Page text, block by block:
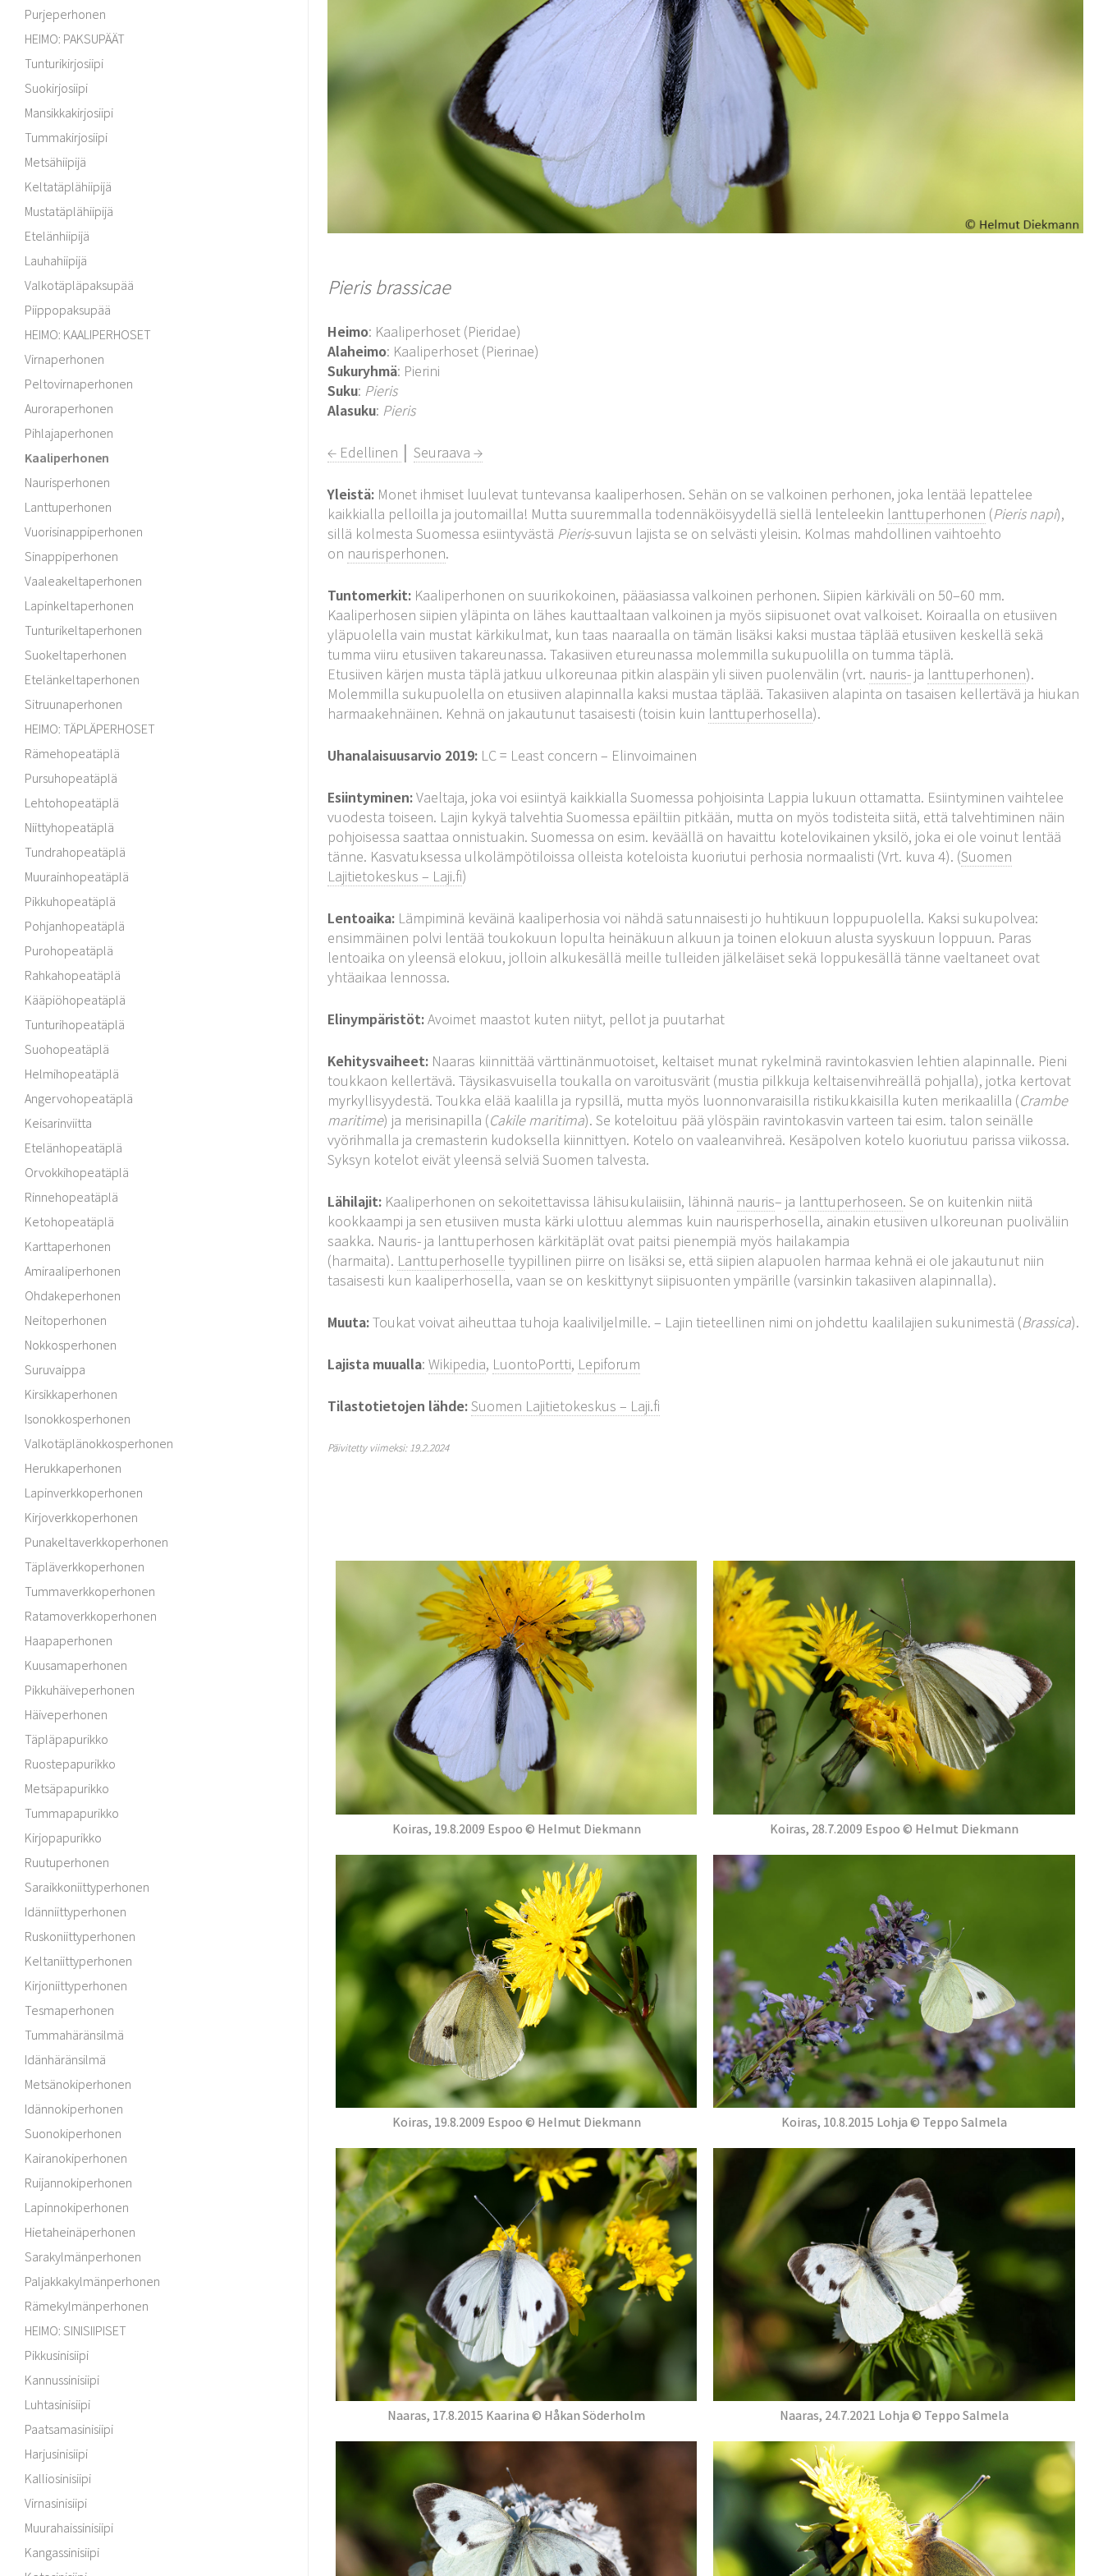
Purjeperhonen
HEIMO: PAKSUPÄÄT
Tunturikirjosiipi
Suokirjosiipi
Mansikkakirjosiipi
Tummakirjosiipi
Metsähiipijä
Keltatäplähiipijä
Mustatäplähiipijä
Etelänhiipijä
Lauhahiipijä
Valkotäpläpaksupää
Piippopaksupää
HEIMO: KAALIPERHOSET
Virnaperhonen
Peltovirnaperhonen
Auroraperhonen
Pihlajaperhonen
Kaaliperhonen
Naurisperhonen
Lanttuperhonen
Vuorisinappiperhonen
Sinappiperhonen
Vaaleakeltaperhonen
Lapinkeltaperhonen
Tunturikeltaperhonen
Suokeltaperhonen
Etelänkeltaperhonen
Sitruunaperhonen
HEIMO: TÄPLÄPERHOSET
Rämehopeatäplä
Pursuhopeatäplä
Lehtohopeatäplä
Niittyhopeatäplä
Tundrahopeatäplä
Muurainhopeatäplä
Pikkuhopeatäplä
Pohjanhopeatäplä
Purohopeatäplä
Rahkahopeatäplä
Kääpiöhopeatäplä
Tunturihopeatäplä
Suohopeatäplä
Helmihopeatäplä
Angervohopeatäplä
Keisarinviitta
Etelänhopeatäplä
Orvokkihopeatäplä
Rinnehopeatäplä
Ketohopeatäplä
Karttaperhonen
Amiraaliperhonen
Ohdakeperhonen
Neitoperhonen
Nokkosperhonen
Suruvaippa
Kirsikkaperhonen
Isonokkosperhonen
Valkotäplänokkosperhonen
Herukkaperhonen
Lapinverkkoperhonen
Kirjoverkkoperhonen
Punakeltaverkkoperhonen
Täpläverkkoperhonen
Tummaverkkoperhonen
Ratamoverkkoperhonen
Haapaperhonen
Kuusamaperhonen
Pikkuhäiveperhonen
Häiveperhonen
Täpläpapurikko
Ruostepapurikko
Metsäpapurikko
Tummapapurikko
Kirjopapurikko
Ruutuperhonen
Saraikkoniittyperhonen
Idänniittyperhonen
Ruskoniittyperhonen
Keltaniittyperhonen
Kirjoniittyperhonen
Tesmaperhonen
Tummahäränsilmä
Idänhäränsilmä
Metsänokiperhonen
Idännokiperhonen
Suonokiperhonen
Kairanokiperhonen
Ruijannokiperhonen
Lapinnokiperhonen
Hietaheinäperhonen
Sarakylmänperhonen
Paljakkakylmänperhonen
Rämekylmänperhonen
HEIMO: SINISIIPISET
Pikkusinisiipi
Kannussinisiipi
Luhtasinisiipi
Paatsamasinisiipi
Harjusinisiipi
Kalliosinisiipi
Virnasinisiipi
Muurahaissinisiipi
Kangassinisiipi
Pieris brassicae
Heimo: Kaaliperhoset (Pieridae)
Alaheimo: Kaaliperhoset (Pierinae)
Sukuryhmä: Pierini
Suku: Pieris
Alasuku: Pieris
← Edellinen │Seuraava →
Yleistä: Monet ihmiset luulevat tuntevansa kaaliperhosen. Sehän on se valkoinen perhonen, joka lentää lepattelee
kaikkialla pelloilla ja joutomailla! Mutta suuremmalla todennäköisyydellä siellä lenteleekin lanttuperhonen (Pieris napi),
sillä kolmesta Suomessa esiintyvästä Pieris-suvun lajista se on selvästi yleisin. Kolmas mahdollinen vaihtoehto
on naurisperhonen.
Tuntomerkit: Kaaliperhonen on suurikokoinen, pääasiassa valkoinen perhonen. Siipien kärkiväli on 50–60 mm.
Kaaliperhosen siipien yläpinta on lähes kauttaaltaan valkoinen ja myös siipisuonet ovat valkoiset. Koiraalla on etusiiven
yläpuolella vain mustat kärkikulmat, kun taas naaraalla on tämän lisäksi kaksi mustaa täplää etusiiven keskellä sekä
tumma viiru etusiiven takareunassa. Takasiiven etureunassa molemmilla sukupuolilla on tumma täplä.
Etusiiven kärjen musta täplä jatkuu ulkoreunaa pitkin alaspäin yli siiven puolenvälin (vrt. nauris- ja lanttuperhonen).
Molemmilla sukupuolella on etusiiven alapinnalla kaksi mustaa täplää. Takasiiven alapinta on tasaisen kellertävä ja hiukan
harmaakehnäinen. Kehnä on jakautunut tasaisesti (toisin kuin lanttuperhosella).
Uhanalaisuusarvio 2019: LC = Least concern – Elinvoimainen
Esiintyminen:Vaeltaja, joka voi esiintyä kaikkialla Suomessa pohjoisinta Lappia lukuun ottamatta. Esiintyminen vaihtelee
vuodesta toiseen. Lajin kykyä talvehtia Suomessa epäiltiin pitkään, mutta on myös todisteita siitä, että talvehtiminen näin
pohjoisessa saattaa onnistuakin. Suomessa on esim. keväällä on havaittu kotelovikainen yksilö, joka ei ole voinut lentää
tänne. Kasvatuksessa ulkolämpötiloissa olleista koteloista kuoriutui perhosia normaalisti (Vrt. kuva 4). (Suomen
Lajitietokeskus – Laji.fi)
Lentoaika: Lämpiminä keväinä kaaliperhosia voi nähdä satunnaisesti jo huhtikuun loppupuolella. Kaksi sukupolvea:
ensimmäinen polvi lentää toukokuun lopulta heinäkuun alkuun ja toinen elokuun alusta syyskuun loppuun. Paras
lentoaika on yleensä elokuu, jolloin alkukesällä meille tulleiden jälkeläiset sekä loppukesällä tänne vaeltaneet ovat
yhtäaikaa lennossa.
Elinympäristöt:Avoimet maastot kuten niityt, pellot ja puutarhat
Kehitysvaiheet: Naaras kiinnittää värttinänmuotoiset, keltaiset munat rykelminä ravintokasvien lehtien alapinnalle. Pieni
toukkaon kellertävä. Täysikasvuisella toukalla on varoitusvärit (mustia pilkkuja keltaisenvihreällä pohjalla), jotka kertovat
myrkyllisyydestä. Toukka elää kaalilla ja rypsillä, mutta myös luonnonvaraisilla ristikukkaisilla kuten merikaalilla (Crambe
maritime) ja merisinapilla (Cakile maritima). Se koteloituu pää ylöspäin ravintokasvin varteen tai esim. talon seinälle
vyörihmalla ja cremasterin kudoksella kiinnittyen. Kotelo on vaaleanvihreä. Kesäpolven kotelo kuoriutuu parissa viikossa.
Syksyn kotelot eivät yleensä selviä Suomen talvesta.
Lähilajit: Kaaliperhonen on sekoitettavissa lähisukulaiisiin, lähinnä nauris– ja lanttuperhoseen. Se on kuitenkin niitä
kookkaampi ja sen etusiiven musta kärki ulottuu alemmas kuin naurisperhosella, ainakin etusiiven ulkoreunan puoliväliin
saakka. Nauris- ja lanttuperhosen kärkitäplät ovat paitsi pienempiä myös hailakampia
(harmaita). Lanttuperhoselle tyypillinen piirre on lisäksi se, että siipien alapuolen harmaa kehnä ei ole jakautunut niin
tasaisesti kun kaaliperhosella, vaan se on keskittynyt siipisuonten ympärille (varsinkin takasiiven alapinnalla).
Muuta:Toukat voivat aiheuttaa tuhoja kaaliviljelmille. – Lajin tieteellinen nimi on johdettu kaalilajien sukunimestä (Brassica).
Lajista muualla:Wikipedia, LuontoPortti, Lepiforum
Tilastotietojen lähde:Suomen Lajitietokeskus – Laji.fi
Päivitetty viimeksi: 19.2.2024
Koiras, 19.8.2009 Espoo © Helmut Diekmann Koiras, 28.7.2009 Espoo © Helmut Diekmann
Koiras, 19.8.2009 Espoo © Helmut Diekmann Koiras, 10.8.2015 Lohja © Teppo Salmela
Naaras, 17.8.2015 Kaarina © Håkan Söderholm Naaras, 24.7.2021 Lohja © Teppo Salmela